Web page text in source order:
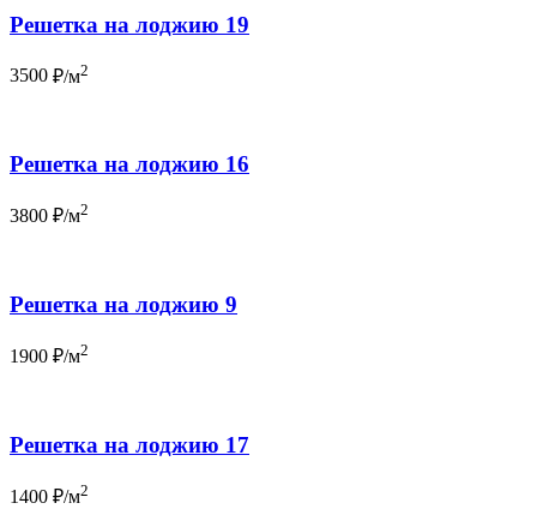
Решетка на лоджию 19
3500 ₽/м2
Решетка на лоджию 16
3800 ₽/м2
Решетка на лоджию 9
1900 ₽/м2
Решетка на лоджию 17
1400 ₽/м2